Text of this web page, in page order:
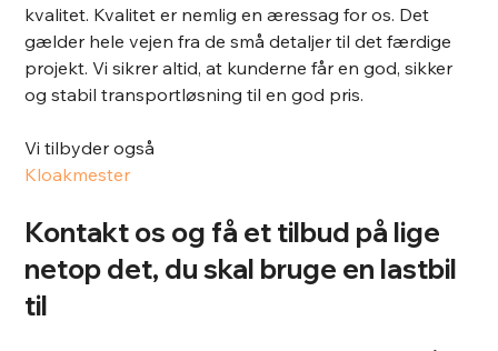
kvalitet. Kvalitet er nemlig en æressag for os. Det
gælder hele vejen fra de små detaljer til det færdige
projekt. Vi sikrer altid, at kunderne får en god, sikker
og stabil transportløsning til en god pris.
Vi tilbyder også
Kloakmester
Kontakt os og få et tilbud på lige
netop det, du skal bruge en lastbil
til